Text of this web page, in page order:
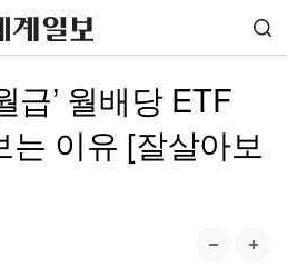
급’ 월배당 ETF
이유 [잘살아보